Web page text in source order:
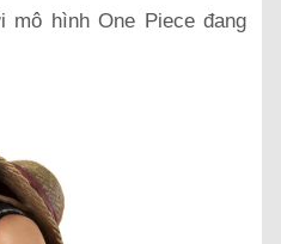
mô hình One Piece đang